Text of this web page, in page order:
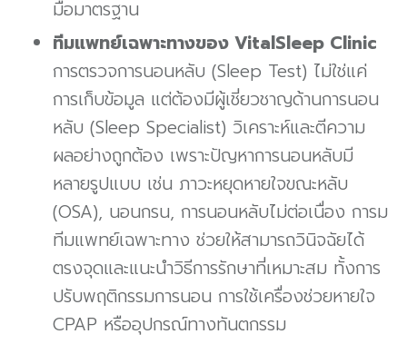
มือมาตรฐาน
ทีมแพทย์เฉพาะทางของ VitalSleep Clinic
การตรวจการนอนหลับ (Sleep Test) ไม่ใช่แค่
การเก็บข้อมูล แต่ต้องมีผู้เชี่ยวชาญด้านการนอน
หลับ (Sleep Specialist) วิเคราะห์และตีความ
ผลอย่างถูกต้อง เพราะปัญหาการนอนหลับมี
หลายรูปแบบ เช่น ภาวะหยุดหายใจขณะหลับ
(OSA), นอนกรน, การนอนหลับไม่ต่อเนื่อง การม
ทีมแพทย์เฉพาะทาง ช่วยให้สามารถวินิจฉัยได้
ตรงจุดและแนะนำวิธีการรักษาที่เหมาะสม ทั้งการ
ปรับพฤติกรรมการนอน การใช้เครื่องช่วยหายใจ
CPAP หรืออุปกรณ์ทางทันตกรรม